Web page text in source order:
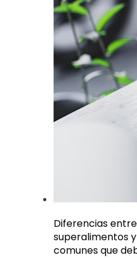
Diferencias entre
superalimentos
comunes que